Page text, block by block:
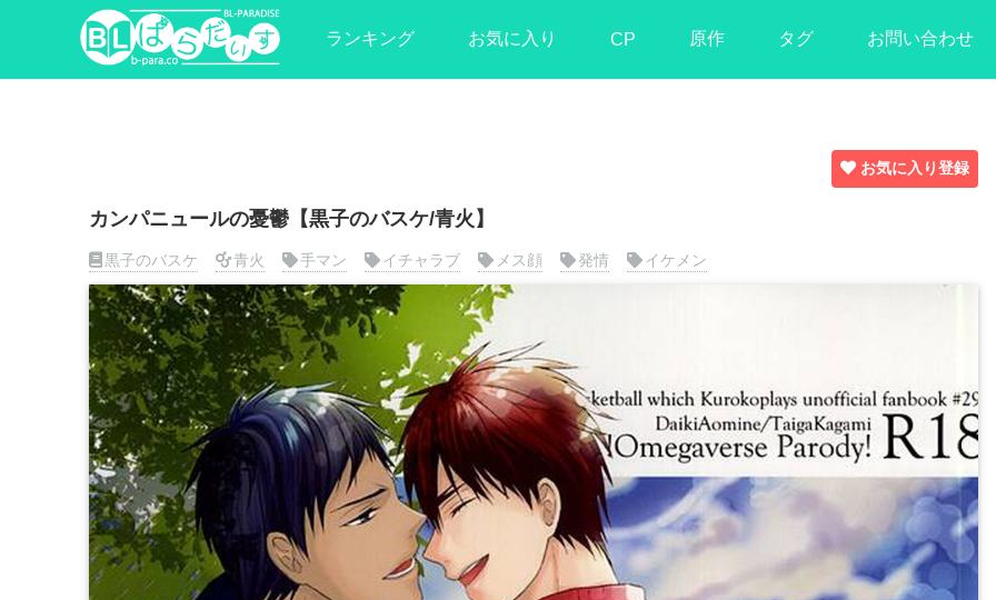
ランキング お気に入り CP 原作 タグ お問い合わせ
お気に入り登録
カンパニュールの憂鬱【黒子のバスケ/青火】
黒子のバスケ 青火 手マン イチャラブ メス顔 発情 イケメン